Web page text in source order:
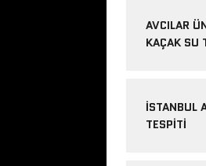
AVCILAR
KAÇAK SU
İSTANBUL
TESPITI